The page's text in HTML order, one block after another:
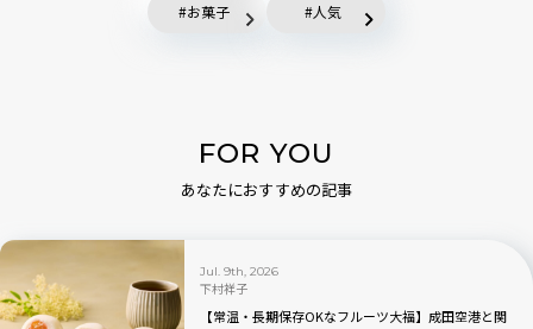
お菓子 人気
FOR YOU
あなたにおすすめの記事
Jul. 9th, 2026
下村祥子
【常温・長期保存OKなフルーツ大福】成田空港と関